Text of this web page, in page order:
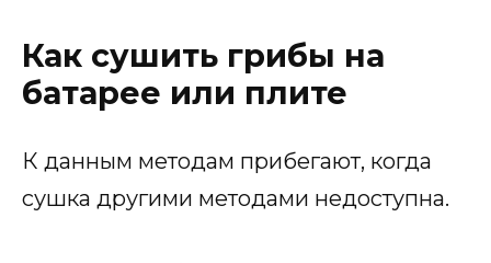
Как сушить грибы на
батарее или плите
К данным методам прибегают, когда
сушка другими методами недоступна.